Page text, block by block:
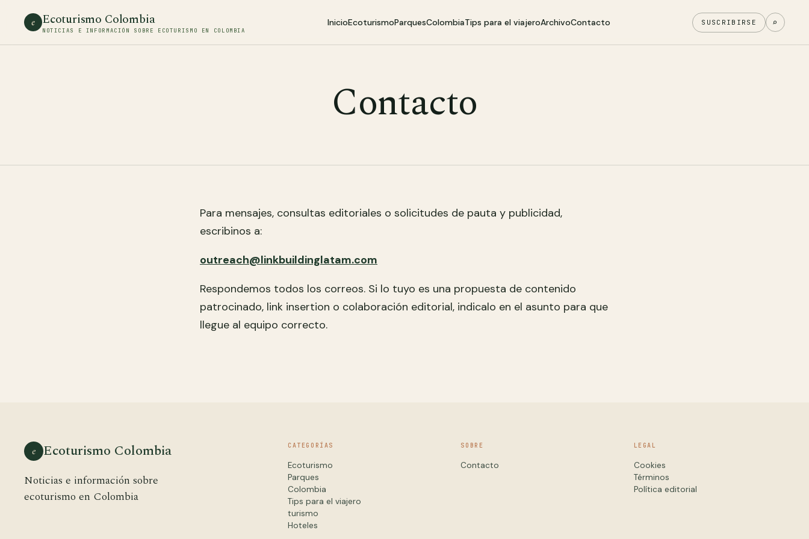
e Ecoturismo Colombia
NOTICIAS E INFORMACIÓN SOBRE ECOTURISMO EN COLOMBIA
InicioEcoturismoParquesColombiaTips para el viajeroArchivoContacto SUSCRIBIRSE ⌕
Contacto
Para mensajes, consultas editoriales o solicitudes de pauta y publicidad,
escribinos a:
outreach@linkbuildinglatam.com
Respondemos todos los correos. Si lo tuyo es una propuesta de contenido
patrocinado, link insertion o colaboración editorial, indicalo en el asunto para que
llegue al equipo correcto.
e Ecoturismo Colombia
Noticias e información sobre
ecoturismo en Colombia
CATEGORÍAS
Ecoturismo
Parques
Colombia
Tips para el viajero
turismo
Hoteles
SOBRE
Contacto
LEGAL
Cookies
Términos
Política editorial